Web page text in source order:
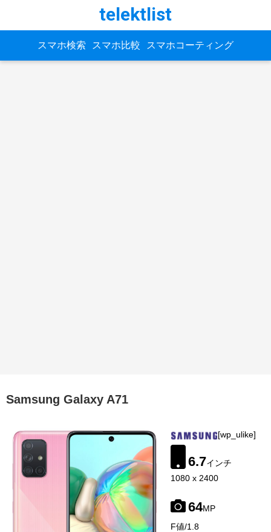
telektlist
スマホ検索 スマホ比較 スマホコーティング
Samsung Galaxy A71
image-
[wp_ulike]
6.7インチ
1080 x 2400
64MP
F値/1.8